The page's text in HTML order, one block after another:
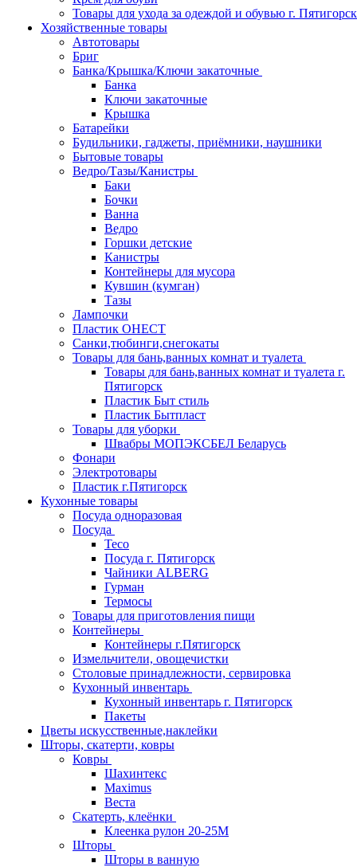
Товары для ухода за одеждой и обувью г. Пятигорск
Хозяйственные товары
Автотовары
Бриг
Банка/Крышка/Ключи закаточные
Банка
Ключи закаточные
Крышка
Батарейки
Будильники, гаджеты, приёмники, наушники
Бытовые товары
Ведро/Тазы/Канистры
Баки
Бочки
Ванна
Ведро
Горшки детские
Канистры
Контейнеры для мусора
Кувшин (кумган)
Тазы
Лампочки
Пластик ОНЕСТ
Санки,тюбинги,снегокаты
Товары для бань,ванных комнат и туалета
Товары для бань,ванных комнат и туалета г.
Пятигорск
Пластик Быт стиль
Пластик Бытпласт
Товары для уборки
Швабры МОПЭКСБЕЛ Беларусь
Фонари
Электротовары
Пластик г.Пятигорск
Кухонные товары
Посуда одноразовая
Посуда
Teco
Посуда г. Пятигорск
Чайники ALBERG
Гурман
Термосы
Товары для приготовления пищи
Контейнеры
Контейнеры г.Пятигорск
Измельчители, овощечистки
Столовые принадлежности, сервировка
Кухонный инвентарь
Кухонный инвентарь г. Пятигорск
Пакеты
Цветы искусственные,наклейки
Шторы, скатерти, ковры
Ковры
Шахинтекс
Maximus
Веста
Скатерть, клеёнки
Клеенка рулон 20-25М
Шторы
Шторы в ванную